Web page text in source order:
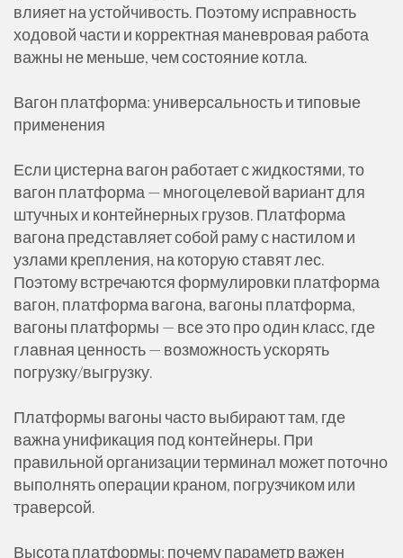
влияет на устойчивость. Поэтому исправность
ходовой части и корректная маневровая работа
важны не меньше, чем состояние котла.
Вагон платформа: универсальность и типовые
применения
Если цистерна вагон работает с жидкостями, то
вагон платформа — многоцелевой вариант для
штучных и контейнерных грузов. Платформа
вагона представляет собой раму с настилом и
узлами крепления, на которую ставят лес.
Поэтому встречаются формулировки платформа
вагон, платформа вагона, вагоны платформа,
вагоны платформы — все это про один класс, где
главная ценность — возможность ускорять
погрузку/выгрузку.
Платформы вагоны часто выбирают там, где
важна унификация под контейнеры. При
правильной организации терминал может поточно
выполнять операции краном, погрузчиком или
траверсой.
Высота платформы: почему параметр важен